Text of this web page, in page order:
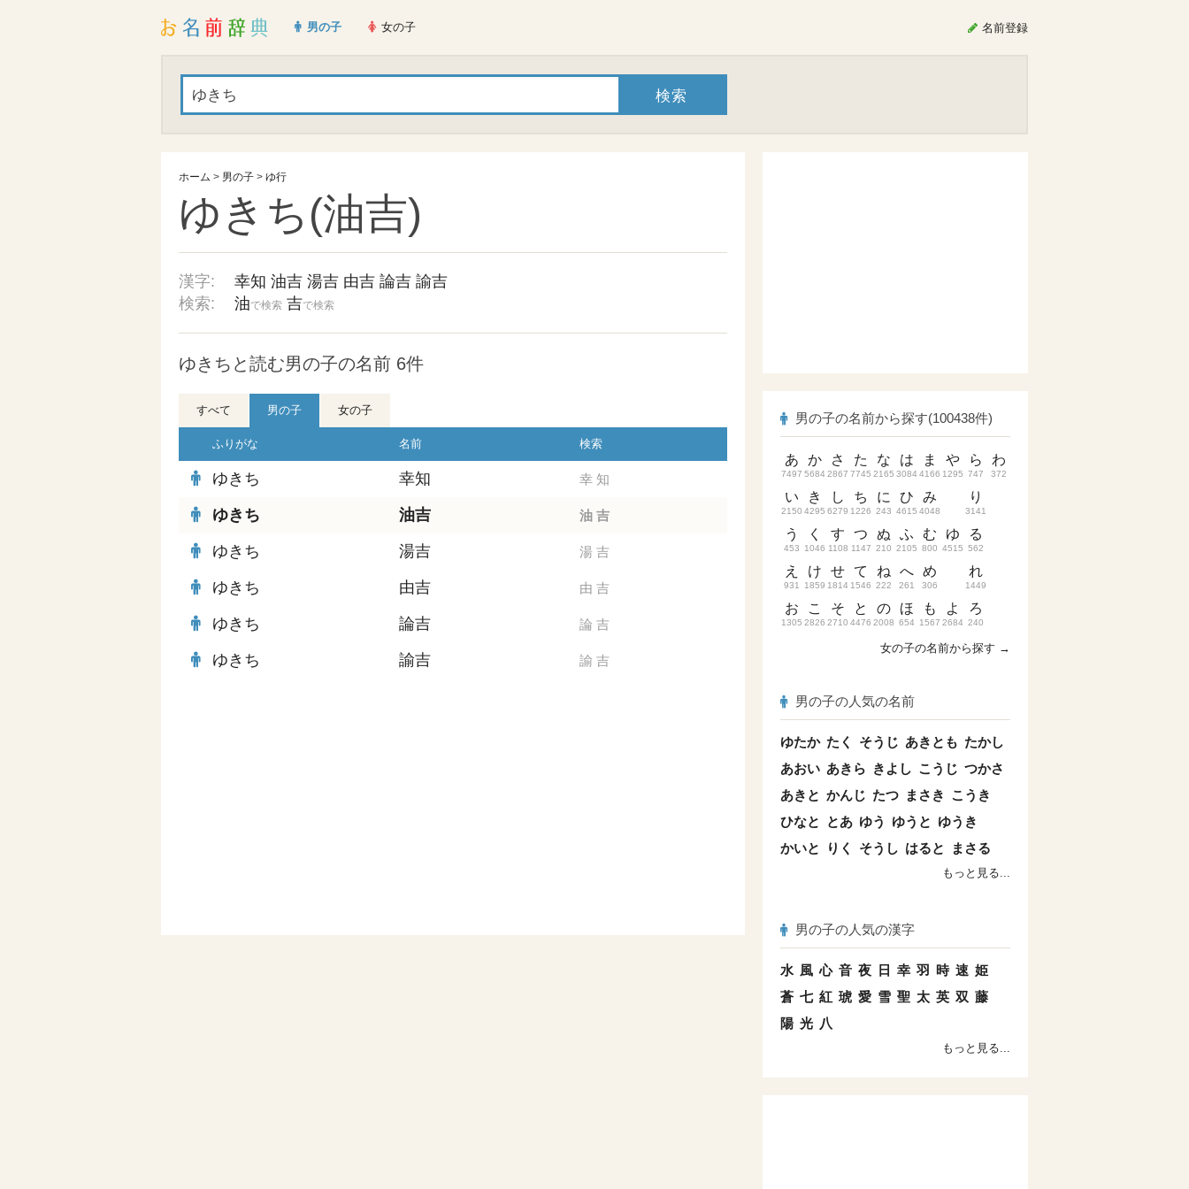
男の子 女の子 名前登録
ホーム > 男の子 > ゆ行
ゆきち(油吉)
漢字: 幸知 油吉 湯吉 由吉 論吉 諭吉
検索:
油で検索 吉で検索
ゆきちと読む男の子の名前 6件
すべて 男の子 女の子
ふりがな 名前 検索
ゆきち 幸知 幸 知
ゆきち 油吉 油 吉
ゆきち 湯吉 湯 吉
ゆきち 由吉 由 吉
ゆきち 論吉 論 吉
ゆきち 諭吉 諭 吉
男の子の名前から探す(100438件)
あ
7497
い
2150
う
453
え
931
お
1305
か
5684
き
4295
く
1046
け
1859
こ
2826
さ
2867
し
6279
す
1108
せ
1814
そ
2710
た
7745
ち
1226
つ
1147
て
1546
と
4476
な
2165
に
243
ぬ
210
ね
222
の
2008
は
3084
ひ
4615
ふ
2105
へ
261
ほ
654
ま
4166
み
4048
む
800
め
306
も
1567
や
1295
ゆ
4515
よ
2684
ら
747
り
3141
る
562
れ
1449
ろ
240
わ
372
女の子の名前から探す →
男の子の人気の名前
ゆたか たく そうじ あきとも たかし
あおい あきら きよし こうじ つかさ
あきと かんじ たつ まさき こうき
ひなと
とあ ゆう ゆうと ゆうき
かいと
りく そうし はると まさる
もっと見る...
男の子の人気の漢字
水 風 心 音 夜 日 幸 羽 時 速 姫
蒼 七 紅 琥 愛 雪 聖 太 英 双 藤
陽 光 八
もっと見る...